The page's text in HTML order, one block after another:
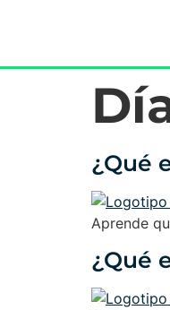
¿Qué
Aprende
¿Qué